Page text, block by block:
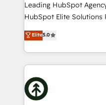
too! Clients come to us for: Advanced CRM solutions
HubSpot Data System
to HubSpot New lead
website development
design We live and breathe HubSpot and are ready
Leading HubSpot Agency
HubSpot Elite Solutions
ranks in the top 1% of
has been one of the
2012. We empower
potential of HubSpot
insights with technical
bespoke HubSpot
measurable growth and
Elite5.0